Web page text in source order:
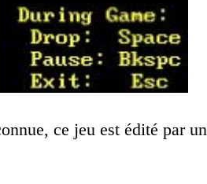
ce jeu est édité par un